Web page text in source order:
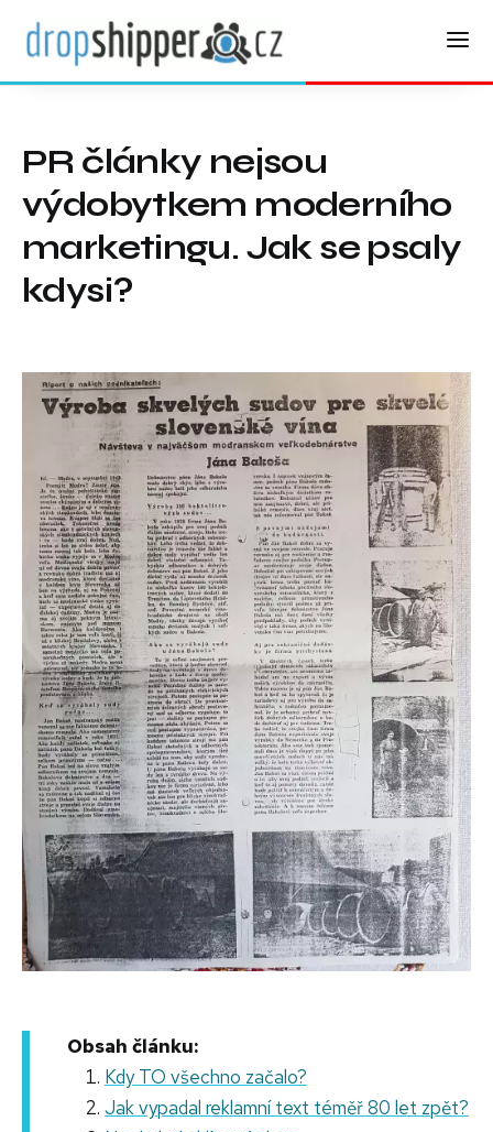
PR články nejsou
výdobytkem moderního
marketingu. Jak se psaly
kdysi?
Obsah článku:
Kdy TO všechno začalo?
Jak vypadal reklamní text téměř 80 let zpět?